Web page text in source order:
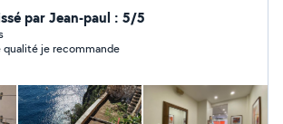
par Jean-paul : 5/5
Ponctuel ,travail de qualité je recommande